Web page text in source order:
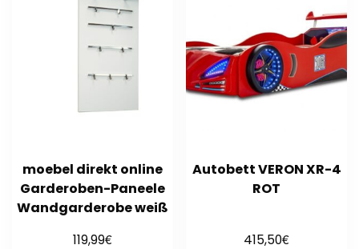
moebel direkt online
Garderoben-Paneele
Wandgarderobe weiß
119,99€
Autobett VERON XR-4
ROT
415,50€